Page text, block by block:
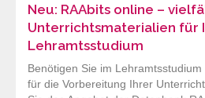
Neu: RAAbits online –
Unterrichtsmaterialien für
Lehramtsstudium
Benötigen Sie im
für die Vorbereitung Ihrer